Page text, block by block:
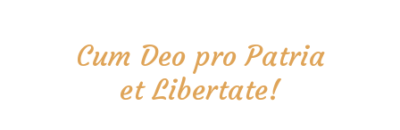
Cum Deo pro Patria
et Libertate!